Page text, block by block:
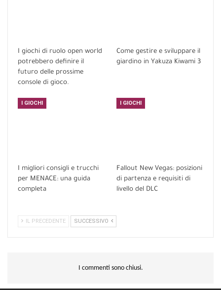
I giochi di ruolo open world
potrebbero definire il
futuro delle prossime
console di gioco.
Come gestire e sviluppare il
giardino in Yakuza Kiwami 3
I GIOCHI
I migliori consigli e trucchi
per MENACE: una guida
completa
I GIOCHI
Fallout New Vegas: posizioni
di partenza e requisiti di
livello del DLC
IL PRECEDENTE SUCCESSIVO
I commenti sono chiusi.